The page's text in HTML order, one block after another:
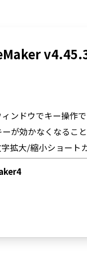
ンドウでキー操作
が効かなくなるこ
拡大/縮小ショート